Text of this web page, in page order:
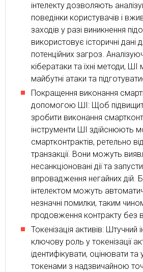
інтелекту дозволяють
поведінки користувачів і
заходів у разі виникнення
використовує історичні дані
потенційних загроз.
кібератаки та їхні методи,
майбутні атаки та
Покращення виконання
допомогою ШІ: Щоб
зробити виконання
інструменти ШІ здійснюють
смартконтрактів, ретельно
транзакції. Вони можуть
несанкціоновані дії та
впровадження негайних дій.
інтелектом можуть
незначні помилки, таким
продовження контракту без
Токенізація активів: Штучний
ключову роль у токенізації
ідентифікувати, оцінювати
токенами з надзвичайною